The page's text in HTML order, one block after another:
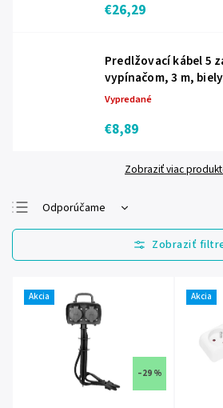
€26,29
Predlžovací kábel 5
vypínačom, 3 m,
Vypredané
€8,89
Zobraziť viac
Odporúčame
Najlacnejšie
Najdrahšie
Abecedne
Akcia
–29 %
Akcia